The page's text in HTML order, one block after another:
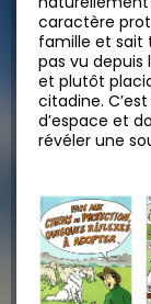
caractère
famille et sait
pas vu depuis
et plutôt
citadine.
d’espace et
révéler une